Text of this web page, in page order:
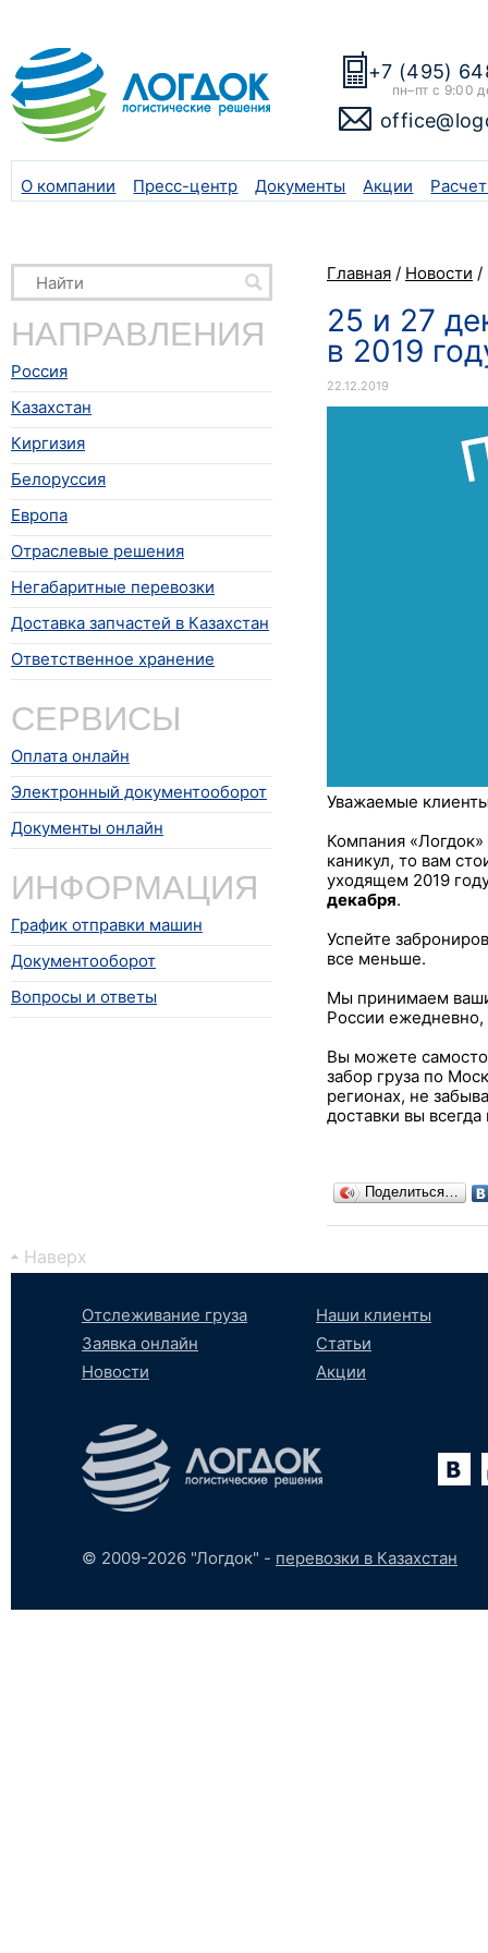
+7 (495)
пн–пт с 9:00
О компании Пресс-центр Документы Акции
НАПРАВЛЕНИЯ
Россия
Казахстан
Киргизия
Белоруссия
Европа
Отраслевые решения
Негабаритные перевозки
Доставка запчастей в Казахстан
Ответственное хранение
СЕРВИСЫ
Оплата онлайн
Электронный документооборот
Документы онлайн
ИНФОРМАЦИЯ
График отправки машин
Документооборот
Вопросы и ответы
Главная / Новости /
25 и 27
в 2019
22.12.2019
Уважаемые
Компания
каникул, то вам
уходящем 2019
декабря.
Успейте
все меньше.
Мы принимаем ваши
России
Вы можете
забор груза по
регионах, не
доставки вы
Поделиться…
Наверх
Отслеживание груза
Заявка онлайн
Новости
Наши клиенты
Статьи
Акции
ВконтактеYouTubetumblr
SoundCloud
© 2009-2026 "Логдок" - перевозки в Казахстан